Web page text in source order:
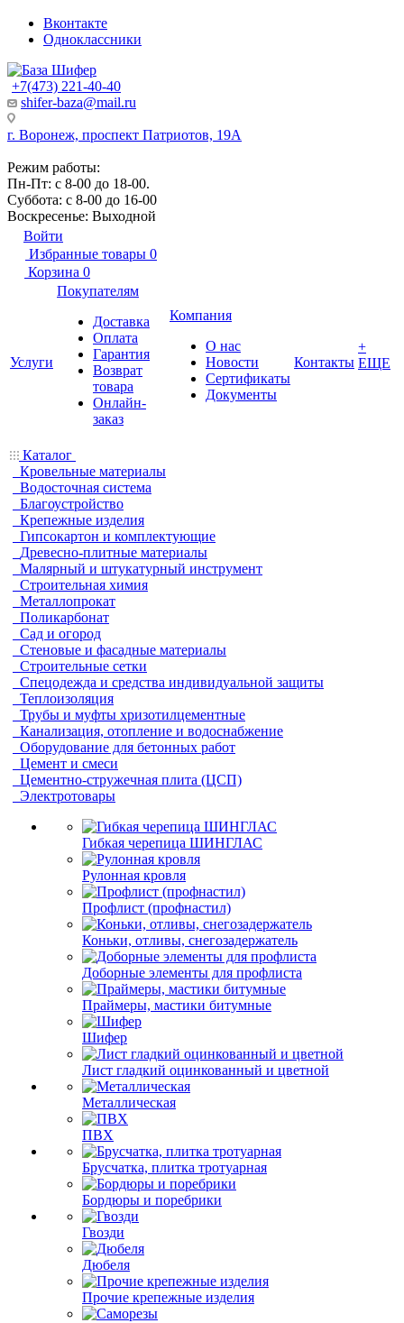
Вконтакте
Одноклассники
+7(473) 221-40-40
shifer-baza@mail.ru
г. Воронеж, проспект Патриотов, 19А
Режим работы:
Пн-Пт: с 8-00 до 18-00.
Суббота: с 8-00 до 16-00
Воскресенье: Выходной
Войти
Избранные товары 0
Корзина 0
Услуги
Покупателям
Доставка
Оплата
Гарантия
Возврат
товара
Онлайн-
заказ
Компания
О нас
Новости
Сертификаты
Документы
Контакты
+
ЕЩЕ
Каталог
Кровельные материалы
Водосточная система
Благоустройство
Крепежные изделия
Гипсокартон и комплектующие
Древесно-плитные материалы
Малярный и штукатурный инструмент
Строительная химия
Металлопрокат
Поликарбонат
Сад и огород
Стеновые и фасадные материалы
Строительные сетки
Спецодежда и средства индивидуальной защиты
Теплоизоляция
Трубы и муфты хризотилцементные
Канализация, отопление и водоснабжение
Оборудование для бетонных работ
Цемент и смеси
Цементно-стружечная плита (ЦСП)
Электротовары
Гибкая черепица ШИНГЛАС
Рулонная кровля
Профлист (профнастил)
Коньки, отливы, снегозадержатель
Доборные элементы для профлиста
Праймеры, мастики битумные
Шифер
Лист гладкий оцинкованный и цветной
Металлическая
ПВХ
Брусчатка, плитка тротуарная
Бордюры и поребрики
Гвозди
Дюбеля
Прочие крепежные изделия